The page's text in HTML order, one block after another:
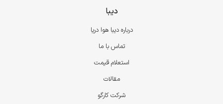
دیبا
درباره دیبا هوا دریا
تماس با ما
استعلام قیمت
مقالات
شرکت کارگو